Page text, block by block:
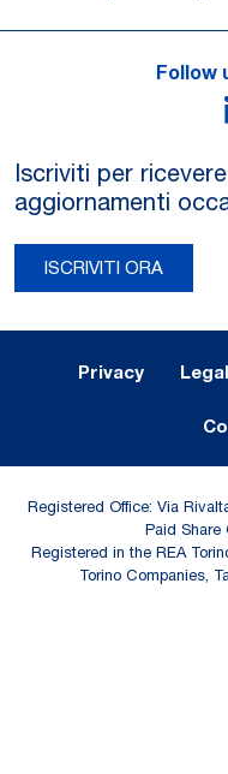
Follow
Iscriviti per
aggiornamenti
ISCRIVITI ORA
Privacy
Registered Office: Via
Paid Share
Registered in the REA
Torino Companies,